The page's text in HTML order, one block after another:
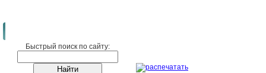
Быстрый поиск по сайту:
распечатать